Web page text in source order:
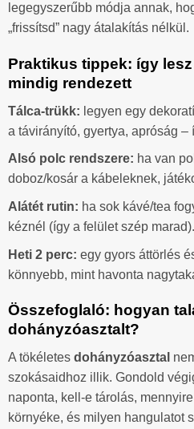
legegyszerűbb módja annak,
„frissítsd” nagy átalakítás nélkül.
Praktikus tippek: így
mindig rendezett
Tálca-trükk: legyen egy
a távirányító, gyertya, apróság
Alsó polc rendszere: ha van
doboz/kosár a kábeleknek,
Alátét rutin: ha sok kávé/tea
kéznél (így a felület szép marad).
Heti 2 perc: egy gyors áttörlés
könnyebb, mint havonta
Összefoglaló: hogyan
dohányzóasztalt?
A tökéletes dohányzóasztal
szokásaidhoz illik. Gondold
naponta, kell-e tárolás,
környéke, és milyen hangulatot